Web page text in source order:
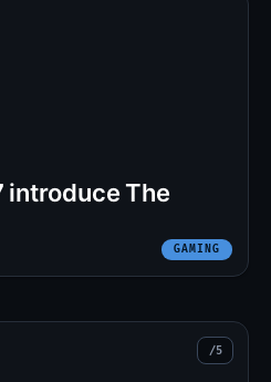
introduce The
GAMING